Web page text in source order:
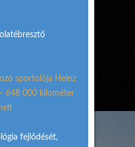
sportolója Heinz
648 000 kilométer
fejlődését,